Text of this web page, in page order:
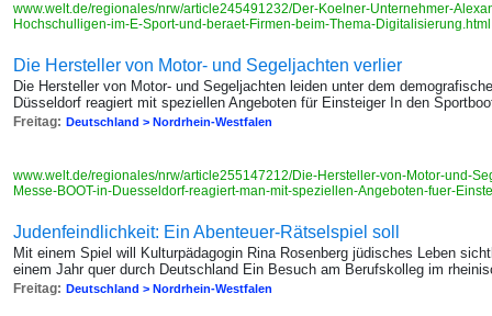
www.welt.de/regionales/nrw/article245491232/Der-Koelner-Unternehmer-
Hochschulligen-im-E-Sport-und-beraet-Firmen-beim-Thema-
Die Hersteller von Motor- und Segeljachten verlier
Die Hersteller von Motor- und Segeljachten leiden unter dem
Düsseldorf reagiert mit speziellen Angeboten für Einsteiger In den
Freitag: Deutschland > Nordrhein-Westfalen
www.welt.de/regionales/nrw/article255147212/Die-Hersteller-von-Motor-und-
Messe-BOOT-in-Duesseldorf-reagiert-man-mit-speziellen-Angeboten-fuer-
Judenfeindlichkeit: Ein Abenteuer-Rätselspiel soll
Mit einem Spiel will Kulturpädagogin Rina Rosenberg jüdisches Leben
einem Jahr quer durch Deutschland Ein Besuch am Berufskolleg im
Freitag: Deutschland > Nordrhein-Westfalen